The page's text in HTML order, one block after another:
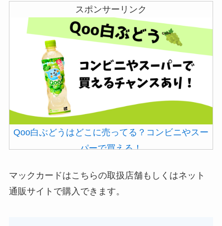
スポンサーリンク
Qoo白ぶどうはどこに売ってる？コンビニやスー
パーで買える！
マックカードはこちらの取扱店舗もしくはネット
通販サイトで購入できます。